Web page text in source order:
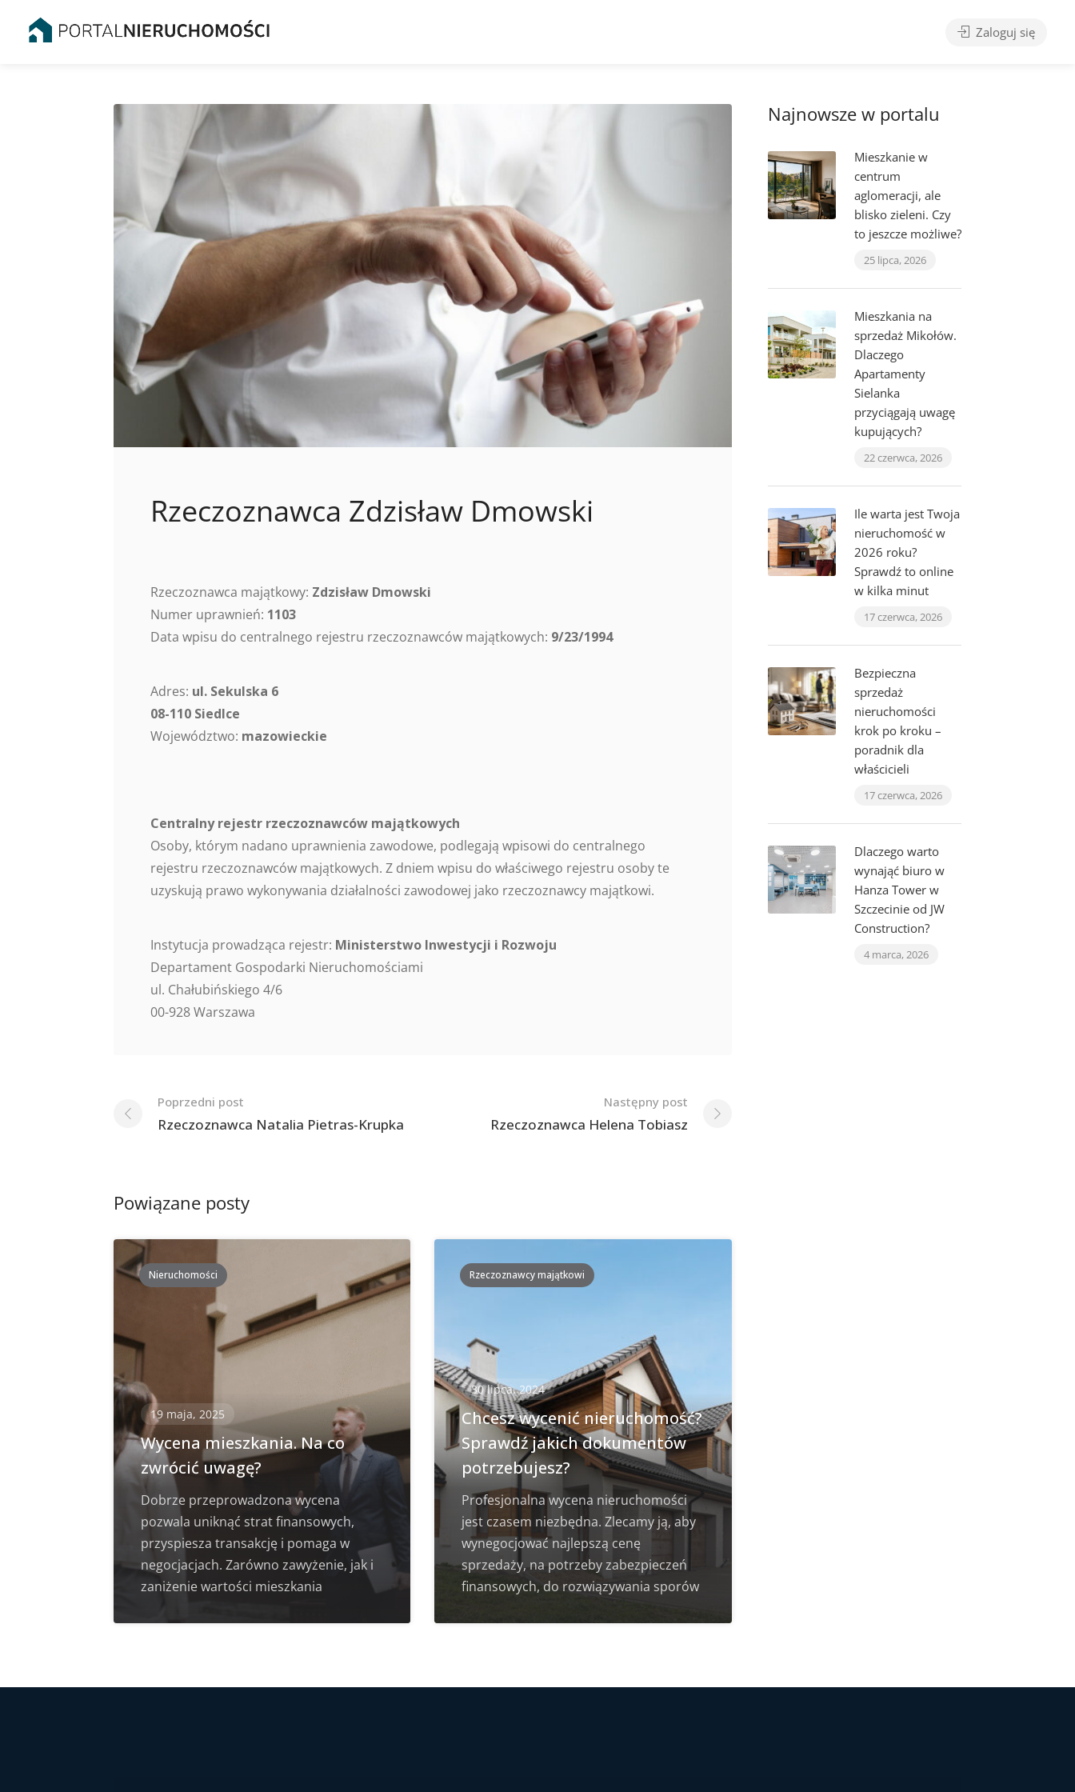
Zaloguj się
Rzeczoznawca Zdzisław Dmowski
Rzeczoznawca majątkowy: Zdzisław Dmowski
Numer uprawnień: 1103
Data wpisu do centralnego rejestru rzeczoznawców majątkowych: 9/23/1994
Adres: ul. Sekulska 6
08-110 Siedlce
Województwo: mazowieckie
Centralny rejestr rzeczoznawców majątkowych
Osoby, którym nadano uprawnienia zawodowe, podlegają wpisowi do centralnego
rejestru rzeczoznawców majątkowych. Z dniem wpisu do właściwego rejestru osoby te
uzyskują prawo wykonywania działalności zawodowej jako rzeczoznawcy majątkowi.
Instytucja prowadząca rejestr: Ministerstwo Inwestycji i Rozwoju
Departament Gospodarki Nieruchomościami
ul. Chałubińskiego 4/6
00-928 Warszawa
Nawigacja
po
Poprzedni post
Rzeczoznawca Natalia Pietras-Krupka
Następny post
Rzeczoznawca Helena Tobiasz
Powiązane posty
Nieruchomości
19 maja, 2025
Wycena mieszkania. Na co
zwrócić uwagę?
Dobrze przeprowadzona wycena
pozwala uniknąć strat finansowych,
przyspiesza transakcję i pomaga w
negocjacjach. Zarówno zawyżenie, jak i
zaniżenie wartości mieszkania
Rzeczoznawcy majątkowi
30 lipca, 2024
Chcesz wycenić nieruchomość?
Sprawdź jakich dokumentów
potrzebujesz?
Profesjonalna wycena nieruchomości
jest czasem niezbędna. Zlecamy ją, aby
wynegocjować najlepszą cenę
sprzedaży, na potrzeby zabezpieczeń
finansowych, do rozwiązywania sporów
Najnowsze w portalu
Mieszkanie w
centrum
aglomeracji, ale
blisko zieleni. Czy
to jeszcze możliwe?
25 lipca, 2026
Mieszkania na
sprzedaż Mikołów.
Dlaczego
Apartamenty
Sielanka
przyciągają uwagę
kupujących?
22 czerwca, 2026
Ile warta jest Twoja
nieruchomość w
2026 roku?
Sprawdź to online
w kilka minut
17 czerwca, 2026
Bezpieczna
sprzedaż
nieruchomości
krok po kroku –
poradnik dla
właścicieli
17 czerwca, 2026
Dlaczego warto
wynająć biuro w
Hanza Tower w
Szczecinie od JW
Construction?
4 marca, 2026